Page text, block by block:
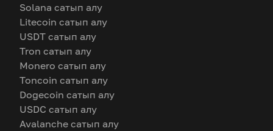
Solana сатып алу
Litecoin сатып алу
USDT сатып алу
Tron сатып алу
Monero сатып алу
Toncoin сатып алу
Dogecoin сатып алу
USDC сатып алу
Avalanche сатып алу